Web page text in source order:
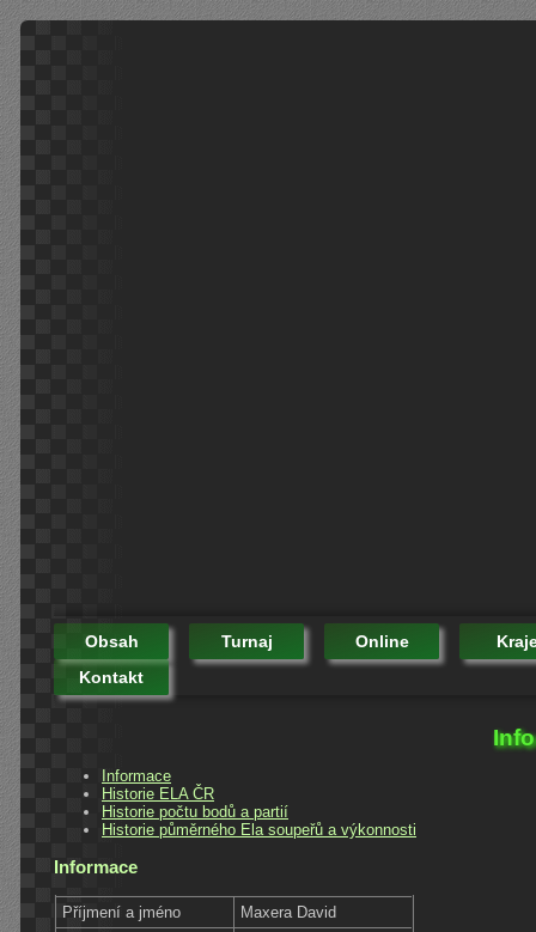
Obsah Turnaj Online
Kontakt
Informace
Historie ELA ČR
Historie počtu bodů a partií
Historie půměrného Ela soupeřů a výkonnosti
Informace
Příjmení a jméno
Maxera David